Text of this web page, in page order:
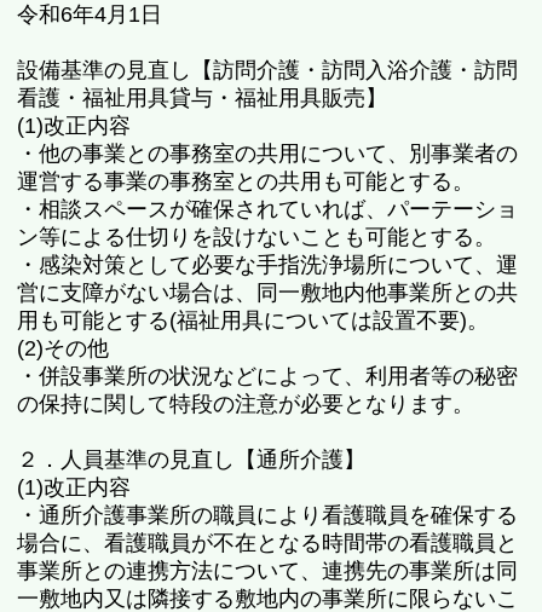
令和6年4月1日
設備基準の見直し【訪問介護・訪問入浴介護・訪問
看護・福祉用具貸与・福祉用具販売】
(1)改正内容
・他の事業との事務室の共用について、別事業者の
運営する事業の事務室との共用も可能とする。
・相談スペースが確保されていれば、パーテーショ
ン等による仕切りを設けないことも可能とする。
・感染対策として必要な手指洗浄場所について、運
営に支障がない場合は、同一敷地内他事業所との共
用も可能とする(福祉用具については設置不要)。
(2)その他
・併設事業所の状況などによって、利用者等の秘密
の保持に関して特段の注意が必要となります。
２．人員基準の見直し【通所介護】
(1)改正内容
・通所介護事業所の職員により看護職員を確保する
場合に、看護職員が不在となる時間帯の看護職員と
事業所との連携方法について、連携先の事業所は同
一敷地内又は隣接する敷地内の事業所に限らないこ